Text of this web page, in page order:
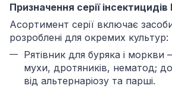
Призначення серії інсектицидів
Асортимент серії включає
розроблені для окремих культур:
Рятівник для буряка і моркви
мухи, дротяників, нематод;
від альтернаріозу та парші.